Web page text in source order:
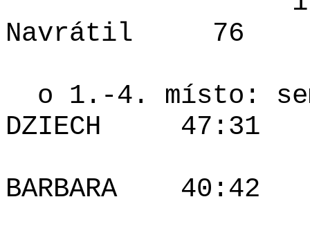
Navrátil
76
o 1.-4. místo:
DZIECH
47:31
BARBARA
40:42